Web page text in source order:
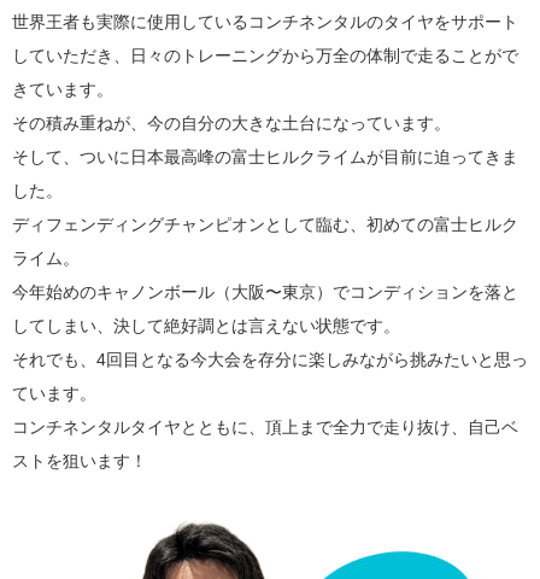
世界王者も実際に使用しているコンチネンタルのタイヤをサポート
していただき、日々のトレーニングから万全の体制で走ることがで
きています。
その積み重ねが、今の自分の大きな土台になっています。
そして、ついに日本最高峰の富士ヒルクライムが目前に迫ってきま
した。
ディフェンディングチャンピオンとして臨む、初めての富士ヒルク
ライム。
今年始めのキャノンボール（大阪〜東京）でコンディションを落と
してしまい、決して絶好調とは言えない状態です。
それでも、4回目となる今大会を存分に楽しみながら挑みたいと思っ
ています。
コンチネンタルタイヤとともに、頂上まで全力で走り抜け、自己ベ
ストを狙います！